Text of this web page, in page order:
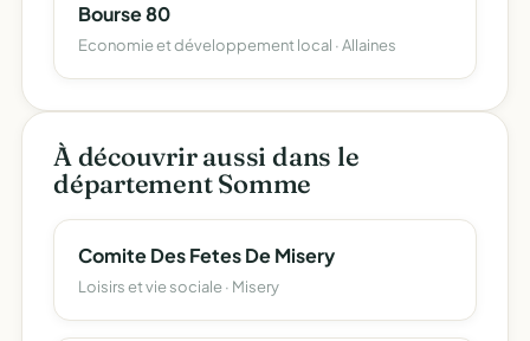
Bourse 80
Economie et développement local · Allaines
À découvrir aussi dans le
département Somme
Comite Des Fetes De Misery
Loisirs et vie sociale · Misery